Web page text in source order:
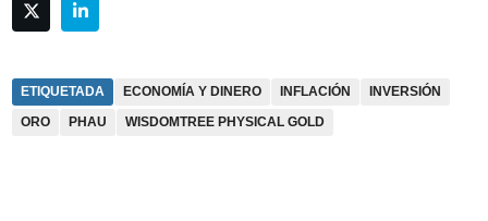
ETIQUETADA ECONOMÍA Y DINERO INFLACIÓN
INVERSIÓN
ORO
PHAU WISDOMTREE PHYSICAL GOLD